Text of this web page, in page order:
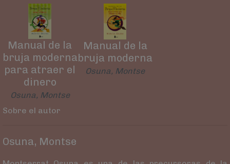
Manual de la
bruja moderna
para atraer el
dinero
Osuna, Montse
Manual de la
bruja moderna
Osuna, Montse
Sobre el autor
Osuna, Montse